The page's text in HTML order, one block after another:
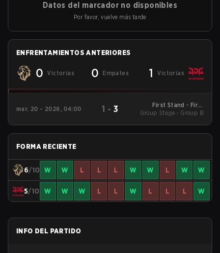
Datos del marcador no disponibles
Por favor, vuelve más tarde
ENFRENTAMIENTOS ANTERIORES
0 Victorias 0 Empates 1 Victorias
mar. 20 - 2026, 04:00 1 - 3
First Stand - First
Stand 2026
Group Stage - Group B
FORMA RECIENTE
6/10 W W L L L W W L W W
5/10 W W W L L W L L L W
INFO DEL PARTIDO